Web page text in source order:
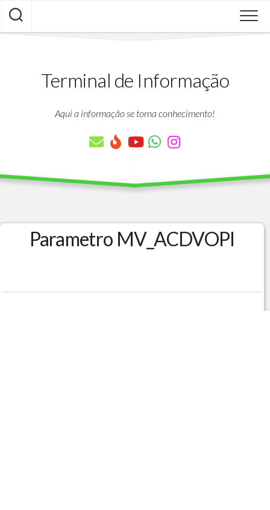
Skip
content
Terminal de Informação
Aqui a informação se torna conhecimento!
Parametro MV_ACDVOPI